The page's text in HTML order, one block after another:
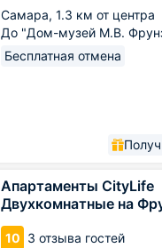
Самара, 1.3 км от центра
До "Дом-музей М.В.
Бесплатная отмена
Апартаменты CityLife
Двухкомнатные на
10 3 отзыва гостей